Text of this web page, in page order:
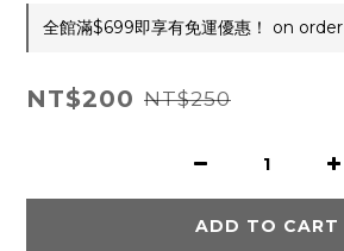
全館滿$699即享有免運優惠！ on order
NT$200 NT$250
ADD TO CART